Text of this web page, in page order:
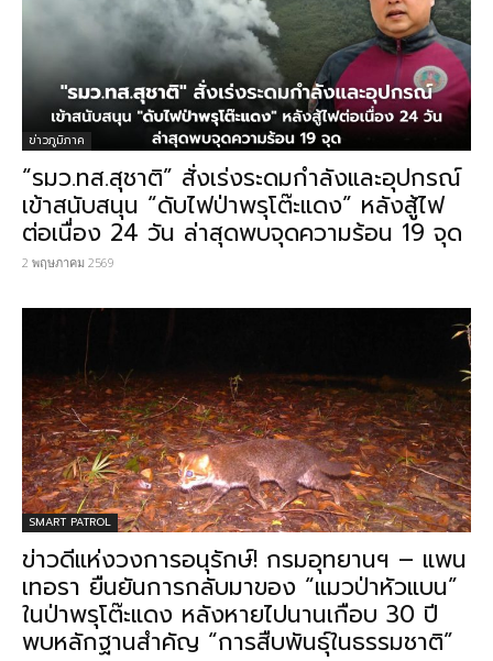
ข่าวภูมิภาค
“รมว.ทส.สุชาติ” สั่งเร่งระดมกำลังและอุปกรณ์
เข้าสนับสนุน “ดับไฟป่าพรุโต๊ะแดง” หลังสู้ไฟ
ต่อเนื่อง 24 วัน ล่าสุดพบจุดความร้อน 19 จุด
2 พฤษภาคม 2569
SMART PATROL
ข่าวดีแห่งวงการอนุรักษ์! กรมอุทยานฯ – แพน
เทอรา ยืนยันการกลับมาของ “แมวป่าหัวแบน”
ในป่าพรุโต๊ะแดง หลังหายไปนานเกือบ 30 ปี
พบหลักฐานสำคัญ “การสืบพันธุ์ในธรรมชาติ”